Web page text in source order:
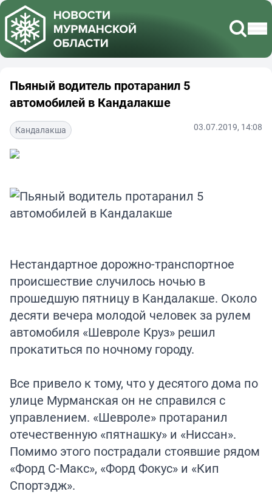
Пьяный водитель протаранил 5
автомобилей в Кандалакше
Кандалакша 03.07.2019, 14:08
Нестандартное дорожно-транспортное
происшествие случилось ночью в
прошедшую пятницу в Кандалакше. Около
десяти вечера молодой человек за рулем
автомобиля «Шевроле Круз» решил
прокатиться по ночному городу.
Все привело к тому, что у десятого дома по
улице Мурманская он не справился с
управлением. «Шевроле» протаранил
отечественную «пятнашку» и «Ниссан».
Помимо этого пострадали стоявшие рядом
«Форд С-Макс», «Форд Фокус» и «Кип
Спортэдж».